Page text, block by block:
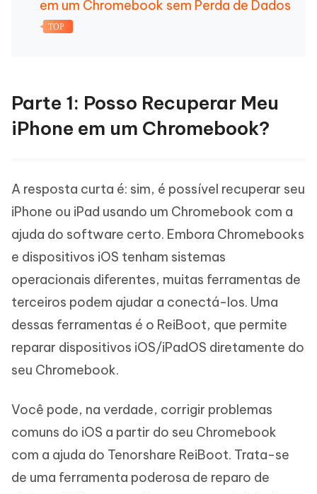
em um Chromebook sem Perda de Dados
TOP
Parte 1: Posso Recuperar Meu
iPhone em um Chromebook?
A resposta curta é: sim, é possível recuperar seu
iPhone ou iPad usando um Chromebook com a
ajuda do software certo. Embora Chromebooks
e dispositivos iOS tenham sistemas
operacionais diferentes, muitas ferramentas de
terceiros podem ajudar a conectá-los. Uma
dessas ferramentas é o ReiBoot, que permite
reparar dispositivos iOS/iPadOS diretamente do
seu Chromebook.
Você pode, na verdade, corrigir problemas
comuns do iOS a partir do seu Chromebook
com a ajuda do Tenorshare ReiBoot. Trata-se
de uma ferramenta poderosa de reparo de